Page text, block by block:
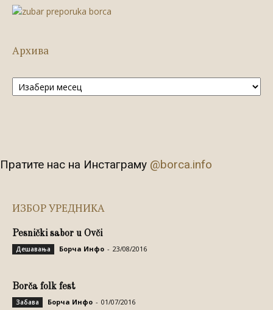
Архива
Архива
Пратите нас на Инстаграму @borca.info
ИЗБОР УРЕДНИКА
Pesnički sabor u Ovči
Дешавања Борча Инфо - 23/08/2016
Borča folk fest
Забава Борча Инфо - 01/07/2016